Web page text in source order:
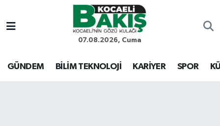
07.08.2026, Cuma
GÜNDEM BİLİM TEKNOLOJİ KARİYER SPOR
Kocaeli Nöbetçi Eczaneler
Kocaeli Hava Durumu